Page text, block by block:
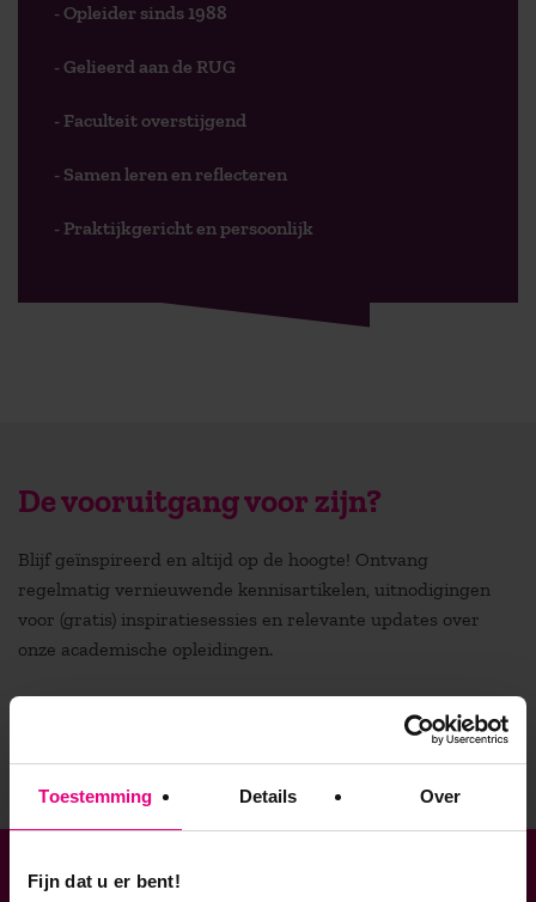
Toestemming Details Over
Fijn dat u er bent!
- Opleider sinds 1988
- Gelieerd aan de RUG
- Faculteit overstijgend
- Samen leren en reflecteren
- Praktijkgericht en persoonlijk
De vooruitgang voor zijn?
Blijf geïnspireerd en altijd op de hoogte! Ontvang
regelmatig vernieuwende kennisartikelen, uitnodigingen
voor (gratis) inspiratiesessies en relevante updates over
onze academische opleidingen.
Verbonden aan